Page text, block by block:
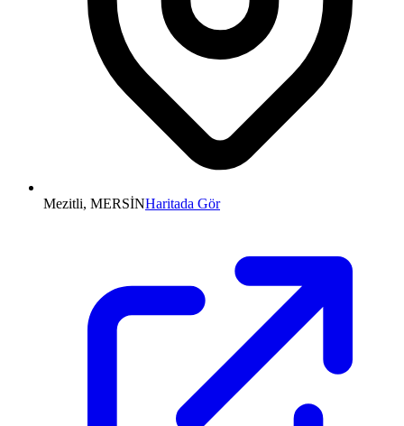
Mezitli, MERSİNHaritada Gör